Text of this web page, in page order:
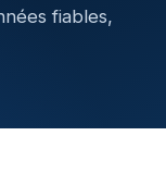
fiables,